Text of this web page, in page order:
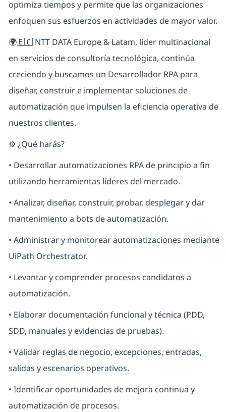
optimiza tiempos y permite que las organizaciones
enfoquen sus esfuerzos en actividades de mayor valor.
🌍🇪🇨 NTT DATA Europe & Latam, líder multinacional
en servicios de consultoría tecnológica, continúa
creciendo y buscamos un Desarrollador RPA para
diseñar, construir e implementar soluciones de
automatización que impulsen la eficiencia operativa de
nuestros clientes.
⚙️ ¿Qué harás?
• Desarrollar automatizaciones RPA de principio a fin
utilizando herramientas líderes del mercado.
• Analizar, diseñar, construir, probar, desplegar y dar
mantenimiento a bots de automatización.
• Administrar y monitorear automatizaciones mediante
UiPath Orchestrator.
• Levantar y comprender procesos candidatos a
automatización.
• Elaborar documentación funcional y técnica (PDD,
SDD, manuales y evidencias de pruebas).
• Validar reglas de negocio, excepciones, entradas,
salidas y escenarios operativos.
• Identificar oportunidades de mejora continua y
automatización de procesos.